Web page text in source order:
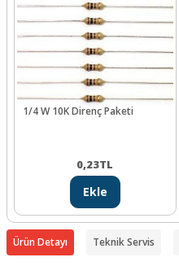
1/4 W 10K Direnç Paketi
0,23TL
Ekle
Ürün Detayı Teknik Servis